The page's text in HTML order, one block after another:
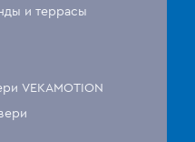
и террасы
VEKAMOTION